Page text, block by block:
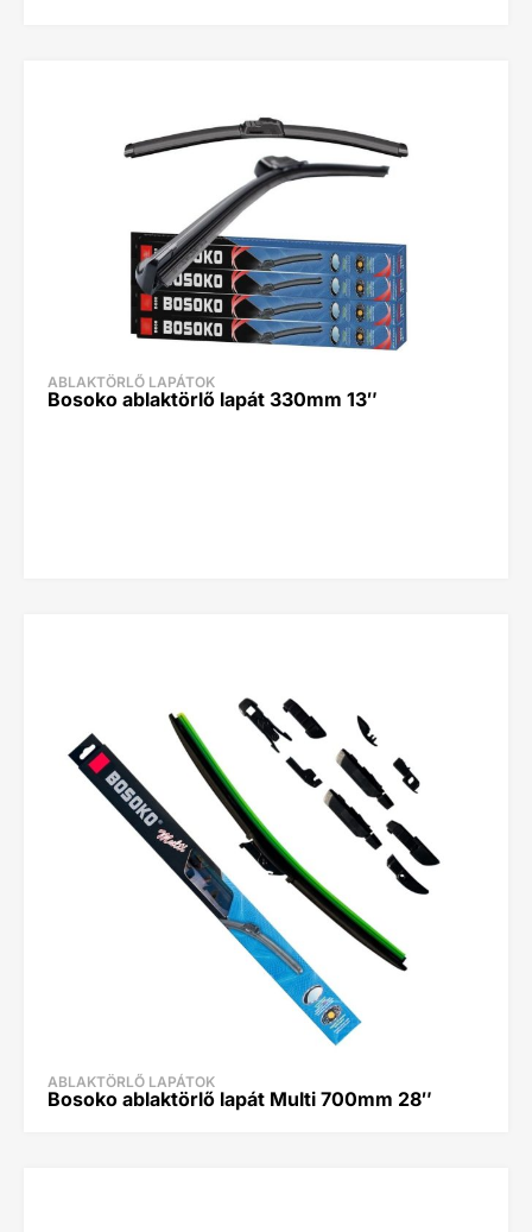
ABLAKTÖRLŐ LAPÁTOK
Bosoko ablaktörlő lapát 330mm 13″
ABLAKTÖRLŐ LAPÁTOK
Bosoko ablaktörlő lapát Multi 700mm 28″